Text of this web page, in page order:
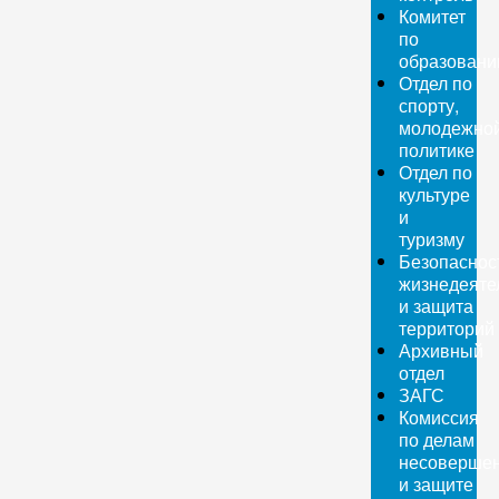
Комитет
по
Отдел по
спорту,
политике
Отдел по
культуре
и
туризму
и защита
территорий
Архивный
отдел
ЗАГС
Комиссия
по делам
и защите